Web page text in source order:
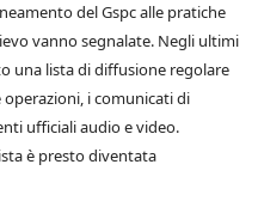
del Gspc alle pratiche
vanno segnalate. Negli ultimi
una lista di diffusione regolare
operazioni, i comunicati di
ufficiali audio e video.
è presto diventata